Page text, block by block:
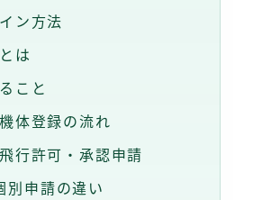
ン方法
は
こと
体登録の流れ
行許可・承認申請
別申請の違い